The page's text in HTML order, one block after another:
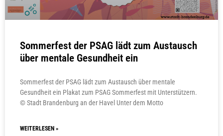
Sommerfest der PSAG lädt zum Austausch
über mentale Gesundheit ein
Sommerfest der PSAG lädt zum Austausch über mentale
Gesundheit ein Plakat zum PSAG Sommerfest mit Unterstützern.
© Stadt Brandenburg an der Havel Unter dem Motto
WEITERLESEN »